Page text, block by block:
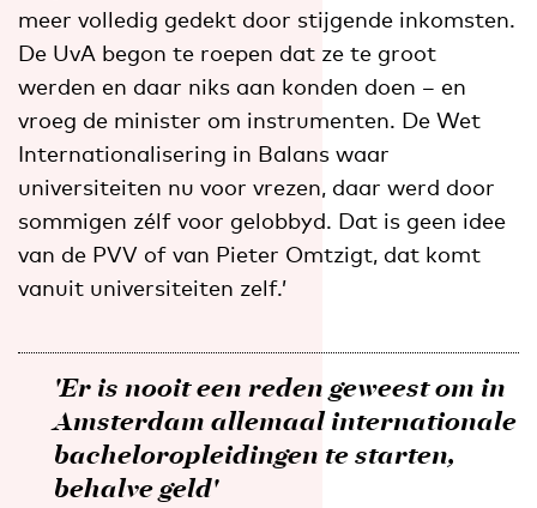
meer volledig gedekt door stijgende inkomsten.
De UvA begon te roepen dat ze te groot
werden en daar niks aan konden doen – en
vroeg de minister om instrumenten. De Wet
Internationalisering in Balans waar
universiteiten nu voor vrezen, daar werd door
sommigen zélf voor gelobbyd. Dat is geen idee
van de PVV of van Pieter Omtzigt, dat komt
vanuit universiteiten zelf.’
'Er is nooit een reden geweest om in
Amsterdam allemaal internationale
bacheloropleidingen te starten,
behalve geld'